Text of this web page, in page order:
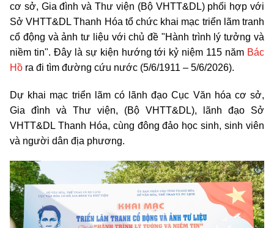
cơ sở, Gia đình và Thư viện (Bộ VHTT&DL) phối hợp với
Sở VHTT&DL Thanh Hóa tổ chức khai mạc triển lãm tranh
cổ động và ảnh tư liệu với chủ đề "Hành trình lý tưởng và
niềm tin". Đây là sự kiện hướng tới kỷ niệm 115 năm Bác
Hồ ra đi tìm đường cứu nước (5/6/1911 – 5/6/2026).
Dự khai mạc triển lãm có lãnh đạo Cục Văn hóa cơ sở,
Gia đình và Thư viện, (Bộ VHTT&DL), lãnh đạo Sở
VHTT&DL Thanh Hóa, cùng đông đảo học sinh, sinh viên
và người dân địa phương.